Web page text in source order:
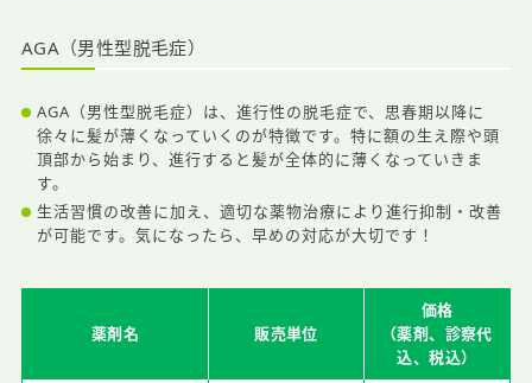
AGA（男性型脱毛症）
AGA（男性型脱毛症）は、進行性の脱毛症で、思春期以降に
徐々に髪が薄くなっていくのが特徴です。特に額の生え際や頭
頂部から始まり、進行すると髪が全体的に薄くなっていきま
す。
生活習慣の改善に加え、適切な薬物治療により進行抑制・改善
が可能です。気になったら、早めの対応が大切です！
薬剤名 販売単位
価格
（薬剤、診察代
込、税込）